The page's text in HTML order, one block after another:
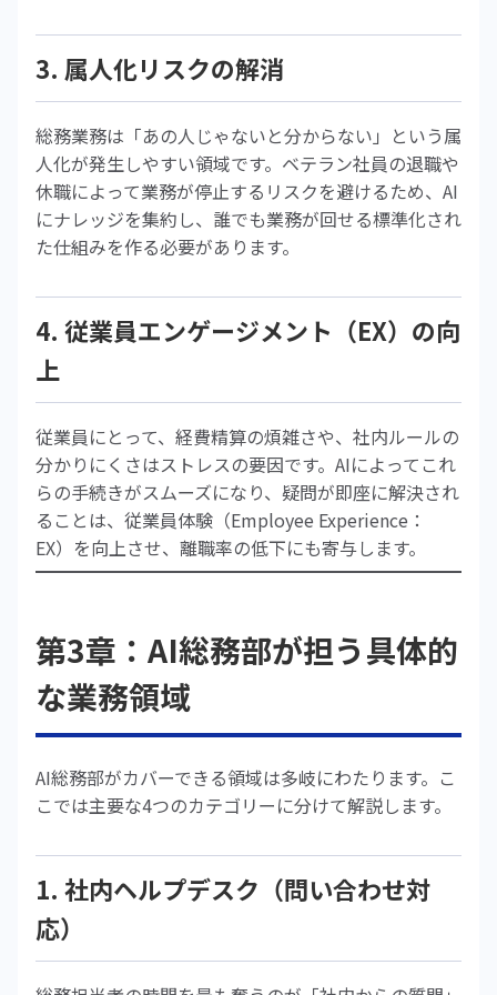
3. 属人化リスクの解消
総務業務は「あの人じゃないと分からない」という属
人化が発生しやすい領域です。ベテラン社員の退職や
休職によって業務が停止するリスクを避けるため、AI
にナレッジを集約し、誰でも業務が回せる標準化され
た仕組みを作る必要があります。
4. 従業員エンゲージメント（EX）の向
上
従業員にとって、経費精算の煩雑さや、社内ルールの
分かりにくさはストレスの要因です。AIによってこれ
らの手続きがスムーズになり、疑問が即座に解決され
ることは、従業員体験（Employee Experience：
EX）を向上させ、離職率の低下にも寄与します。
第3章：AI総務部が担う具体的
な業務領域
AI総務部がカバーできる領域は多岐にわたります。こ
こでは主要な4つのカテゴリーに分けて解説します。
1. 社内ヘルプデスク（問い合わせ対
応）